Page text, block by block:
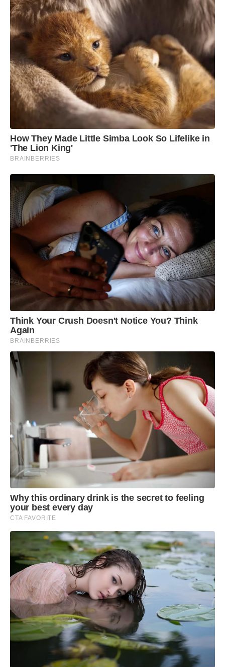
Meu município pelos ODS
A iniciativa está alinhada aos Objetivos de
Desenvolvimento Sustentável (ODS) da
Organização das Nações Unidas (ONU),
essencialmente aoODS 3 – Saúde e Bem-Estar.
How They Made Little Simba Look So Lifelike in
'The Lion King'
BRAINBERRIES
Think Your Crush Doesn't Notice You? Think
Again
BRAINBERRIES
Why this ordinary drink is the secret to feeling
your best every day
CTA FAVORITE